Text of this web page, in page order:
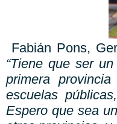
Fabián Pons,
“Tiene que ser
primera
escuelas
Espero que sea